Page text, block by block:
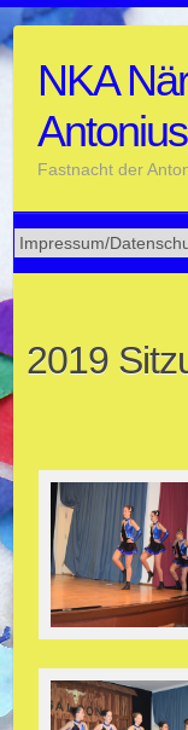
Skip
to
contentNKA
Antonius
Fastnacht der
2019